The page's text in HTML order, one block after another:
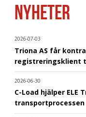
NYHETER
2026-07-03
Triona AS får
registreringsklient
2026-06-30
C-Load hjälper
transportprocessen